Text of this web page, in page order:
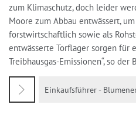
zum Klimaschutz, doch leider
Moore zum Abbau entwässert,
forstwirtschaftlich sowie als
entwässerte Torflager sorgen für
Treibhausgas-Emissionen“, so der
Einkaufsführer -